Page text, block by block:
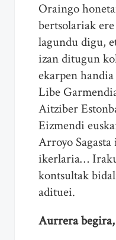
Oraingo
bertsolariak
lagundu digu,
izan ditugun
ekarpen
Libe
Aitziber
Eizmendi
Arroyo Sagasta
ikerlaria…
kontsultak
adituei.
Aurrera